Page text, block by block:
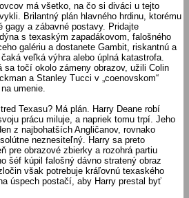
má všetko, na čo si diváci u tejto
Brilantný plán hlavného hrdinu, ktorému
gagy a zábavné postavy. Pridajte
s texaským zapadákovom, falošného
galériu a dostanete Gambit, riskantnú a
veľká výhra alebo úplná katastrofa.
sa točí okolo zámeny obrazov, užili Colin
a Stanley Tucci v „coenovskom“
umenie.
Texasu? Má plán. Harry Deane robí
prácu miluje, a napriek tomu trpí. Jeho
z najbohatších Angličanov, rovnako
neznesiteľný. Harry sa preto
pre obrazové zbierky a rozohrá partiu
šéf kúpil falošný dávno stratený obraz
však potrebuje kráľovnú texaského
úspech postačí, aby Harry prestal byť